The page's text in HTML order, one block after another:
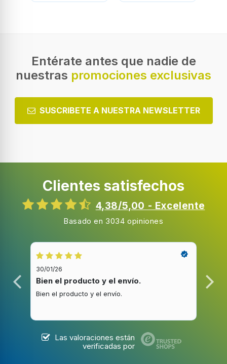
Entérate antes que nadie de
nuestras promociones exclusivas
SUSCRIBETE A NUESTRA NEWSLETTER
Clientes satisfechos
4,38/5,00 - Excelente
Basado en 3034 opiniones
30/01/26
Bien el producto y el envío.
Bien el producto y el envío.
Las valoraciones están
verificadas por